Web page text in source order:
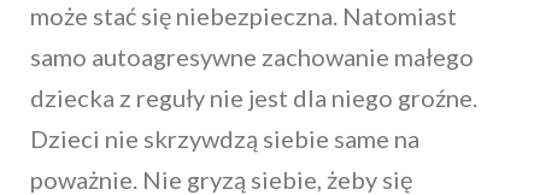
może stać się niebezpieczna. Natomiast
samo autoagresywne zachowanie małego
dziecka z reguły nie jest dla niego groźne.
Dzieci nie skrzywdzą siebie same na
poważnie. Nie gryzą siebie, żeby się